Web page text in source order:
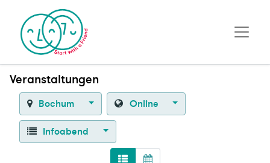
Veranstaltungen
Bochum Online
Infoabend